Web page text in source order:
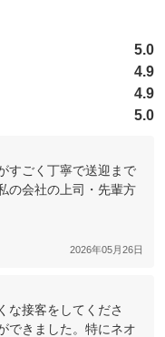
5.0
4.9
4.9
5.0
すごく丁寧で送迎まで
の会社の上司・先輩方
2026年05月26日
な接客をしてくださ
できました。特にネオ